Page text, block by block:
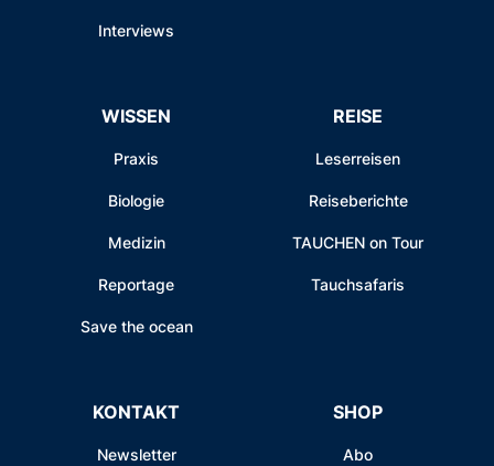
Interviews
WISSEN
Praxis
Biologie
Medizin
Reportage
Save the ocean
REISE
Leserreisen
Reiseberichte
TAUCHEN on Tour
Tauchsafaris
KONTAKT
Newsletter
SHOP
Abo